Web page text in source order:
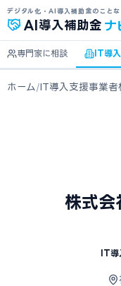
デジタル化・AI導入補助金のことな
AI 導入補助金 ナ
専門家に相談 IT導
ホーム /IT導入支援事業者
株式会
IT